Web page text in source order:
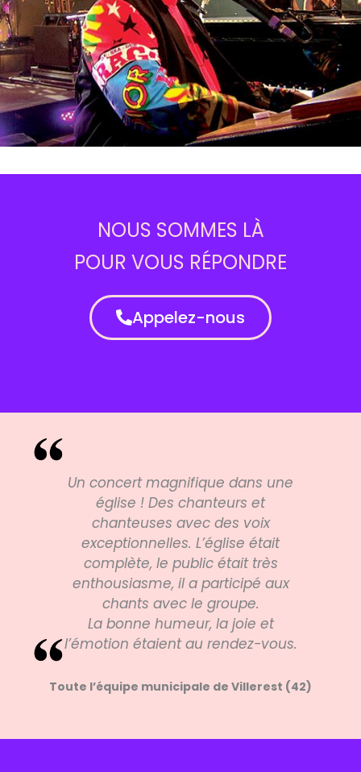
NOUS SOMMES LÀ
POUR VOUS RÉPONDRE
Appelez-nous
Un concert magnifique dans une
église ! Des chanteurs et
chanteuses avec des voix
exceptionnelles. L’église était
complète, le public était très
enthousiasme, il a participé aux
chants avec le groupe.
La bonne humeur, la joie et
l’émotion étaient au rendez-vous.
Toute l’équipe municipale de Villerest (42)